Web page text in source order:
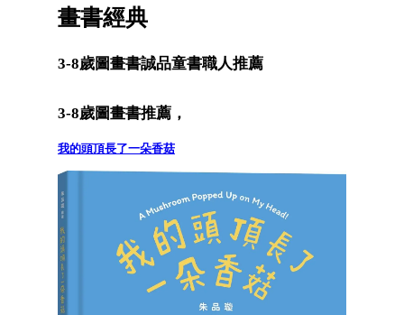
畫書經典
3-8歲圖畫書誠品童書職人推薦
3-8歲圖畫書推薦，
我的頭頂長了一朵香菇